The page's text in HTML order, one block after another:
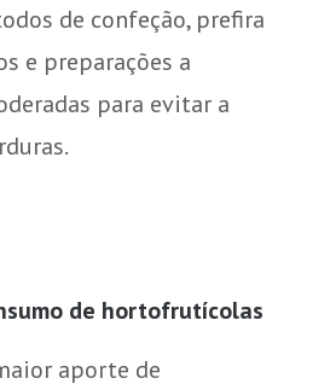
de confeção, prefira
e preparações a
para evitar a
de hortofrutícolas
aporte de